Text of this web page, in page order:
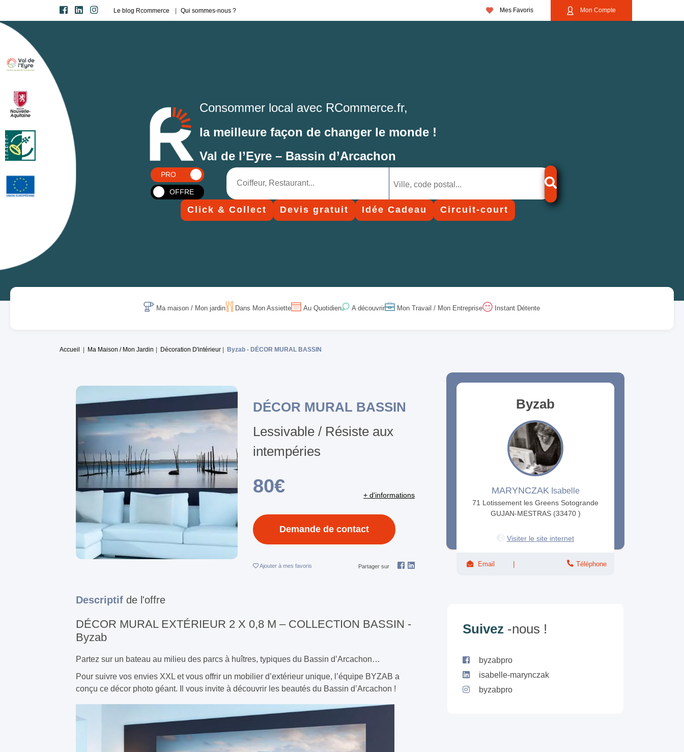
Le blog Rcommerce Qui sommes-nous ? Mes Favoris Mon Compte
Consommer local avec RCommerce.fr,
la meilleure façon de changer le monde !
Val de l’Eyre – Bassin d’Arcachon
PRO
OFFRE
Click & Collect Devis gratuit Idée Cadeau Circuit-court
Ma maison / Mon jardin Dans Mon Assiette Au Quotidien A découvrir Mon Travail / Mon Entreprise Instant Détente
Accueil Ma Maison / Mon Jardin Décoration D'intérieur Byzab - DÉCOR MURAL BASSIN
DÉCOR MURAL BASSIN
Lessivable / Résiste aux
intempéries
80€ + d'informations
Demande de contact
Ajouter à mes favoris Partager sur
Descriptif de l'offre
DÉCOR MURAL EXTÉRIEUR 2 X 0,8 M – COLLECTION BASSIN -
Byzab
Partez sur un bateau au milieu des parcs à huîtres, typiques du Bassin d’Arcachon…
Pour suivre vos envies XXL et vous offrir un mobilier d’extérieur unique, l’équipe BYZAB a
conçu ce décor photo géant. Il vous invite à découvrir les beautés du Bassin d’Arcachon !
Byzab
MARYNCZAK Isabelle
71 Lotissement les Greens Sotogrande
GUJAN-MESTRAS (33470 )
Visiter le site internet
Email Téléphone
Suivez -nous !
byzabpro
isabelle-marynczak
byzabpro